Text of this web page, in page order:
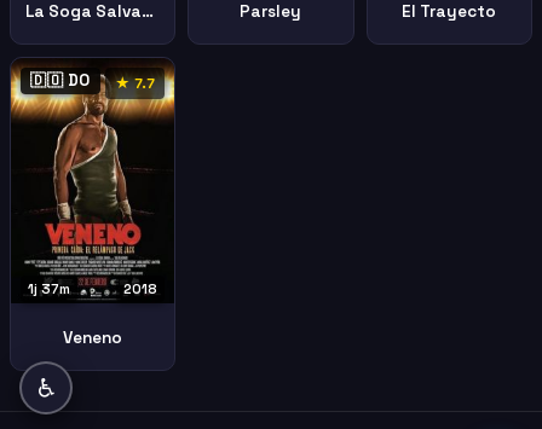
La Soga Salvation La Soga 2 Parsley El Trayecto
🇩🇴 DO ★ 7.7
2018
1j 37m
Veneno
♿